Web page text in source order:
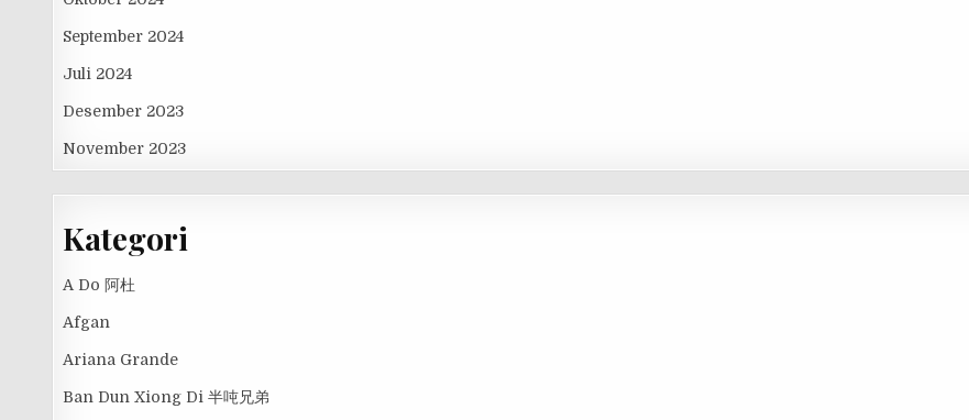
September 2024
Juli 2024
Desember 2023
November 2023
Kategori
A Do 阿杜
Afgan
Ariana Grande
Ban Dun Xiong Di 半吨兄弟